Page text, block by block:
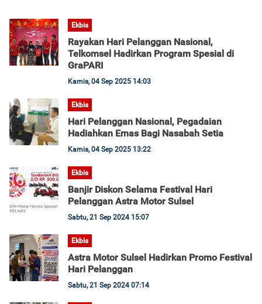
Ekbis
Rayakan Hari Pelanggan Nasional,
Telkomsel Hadirkan Program Spesial di
GraPARI
Kamis, 04 Sep 2025 14:03
Ekbis
Hari Pelanggan Nasional, Pegadaian
Hadiahkan Emas Bagi Nasabah Setia
Kamis, 04 Sep 2025 13:22
Ekbis
Banjir Diskon Selama Festival Hari
Pelanggan Astra Motor Sulsel
Sabtu, 21 Sep 2024 15:07
Ekbis
Astra Motor Sulsel Hadirkan Promo Festival
Hari Pelanggan
Sabtu, 21 Sep 2024 07:14